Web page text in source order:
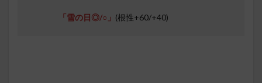
「雪の日◎/○」 (根性+60/+40)